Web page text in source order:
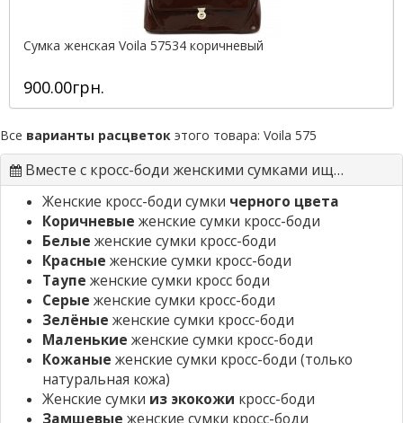
Сумка женская Voila 57534 коричневый
900.00грн.
Все варианты расцветок этого товара: Voila 575
Вместе с кросс-боди женскими сумками ищут
Женские кросс-боди сумки черного цвета
Коричневые женские сумки кросс-боди
Белые женские сумки кросс-боди
Красные женские сумки кросс-боди
Таупе женские сумки кросс боди
Серые женские сумки кросс-боди
Зелёные женские сумки кросс-боди
Маленькие женские сумки кросс-боди
Кожаные женские сумки кросс-боди (только
натуральная кожа)
Женские сумки из экокожи кросс-боди
Замшевые женские сумки кросс-боди